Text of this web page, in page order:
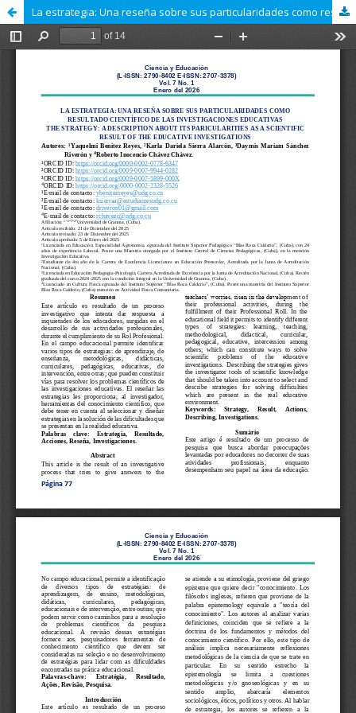
La estrategia: Una reseña sobre sus particularidades como resultado científico de las investigaciones educativas